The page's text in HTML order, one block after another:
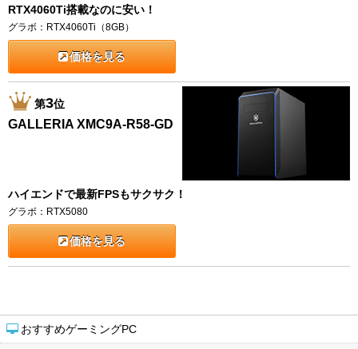
おすすめゲーミングPC
RTX4060Ti搭載なのに安い！
グラボ：RTX4060Ti（8GB）
価格を見る
第3位
GALLERIA XMC9A-R58-GD
ハイエンドで最新FPSもサクサク！
グラボ：RTX5080
価格を見る